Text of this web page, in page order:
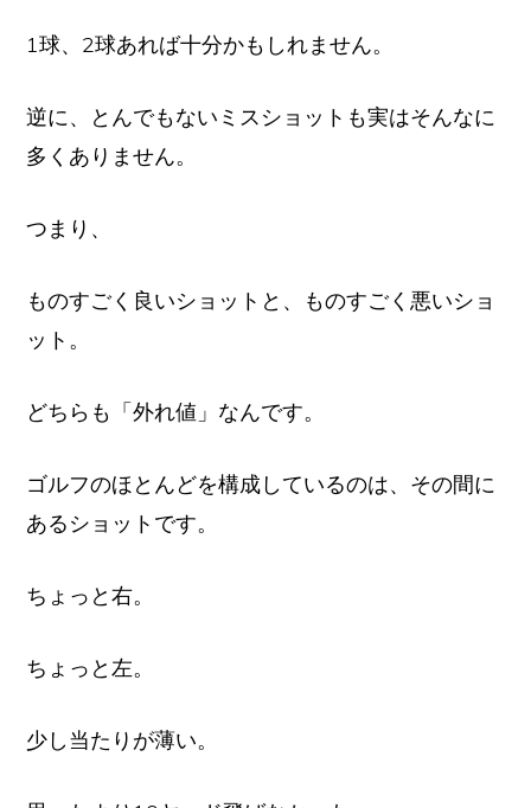
1球、2球あれば十分かもしれません。
逆に、とんでもないミスショットも実はそんなに
多くありません。
つまり、
ものすごく良いショットと、ものすごく悪いショ
ット。
どちらも「外れ値」なんです。
ゴルフのほとんどを構成しているのは、その間に
あるショットです。
ちょっと右。
ちょっと左。
少し当たりが薄い。